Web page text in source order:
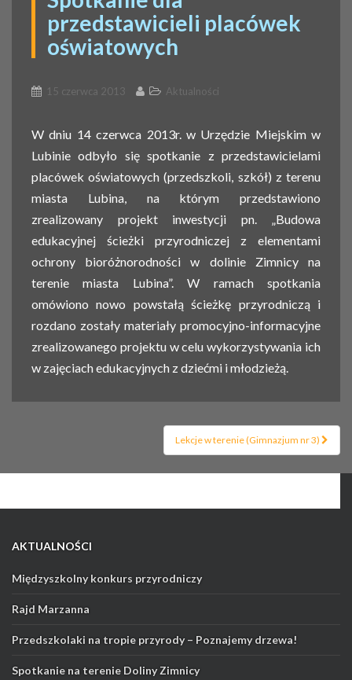
przedstawicieli placówek
oświatowych
15 czerwca 2013 Aktualności
W dniu 14 czerwca 2013r. w Urzędzie Miejskim w
Lubinie odbyło się spotkanie z przedstawicielami
placówek oświatowych (przedszkoli, szkół) z terenu
miasta Lubina, na którym przedstawiono
zrealizowany projekt inwestycji pn. „Budowa
edukacyjnej ścieżki przyrodniczej z elementami
ochrony bioróżnorodności w dolinie Zimnicy na
terenie miasta Lubina”. W ramach spotkania
omówiono nowo powstałą ścieżkę przyrodniczą i
rozdano zostały materiały promocyjno-informacyjne
zrealizowanego projektu w celu wykorzystywania ich
w zajęciach edukacyjnych z dziećmi i młodzieżą.
Lekcje w terenie (Gimnazjum nr 3)
AKTUALNOŚCI
Międzyszkolny konkurs przyrodniczy
Rajd Marzanna
Przedszkolaki na tropie przyrody – Poznajemy drzewa!
Spotkanie na terenie Doliny Zimnicy